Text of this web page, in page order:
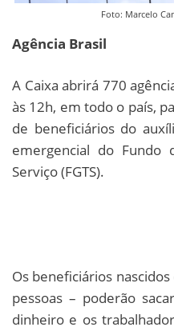
Foto: Marcelo
Agência Brasil
A Caixa abrirá 770
às 12h, em todo o país,
de beneficiários do
emergencial do Fundo
Serviço (FGTS).
Os beneficiários
pessoas – poderão
dinheiro e os